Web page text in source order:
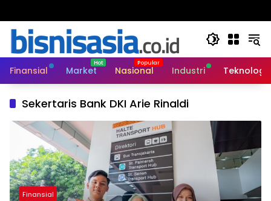
Finansial Market Nasional Industri Teknologi
Sekertaris Bank DKI Arie Rinaldi
Finansial